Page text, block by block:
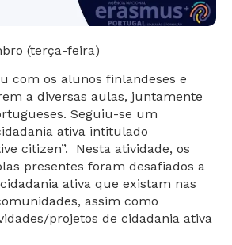
(terça-feira)
com os alunos finlandeses e
a diversas aulas, juntamente
Seguiu-se um
ativa intitulado
citizen”. Nesta atividade, os
presentes foram desafiados a
ativa que existam nas
assim como
projetos de cidadania ativa